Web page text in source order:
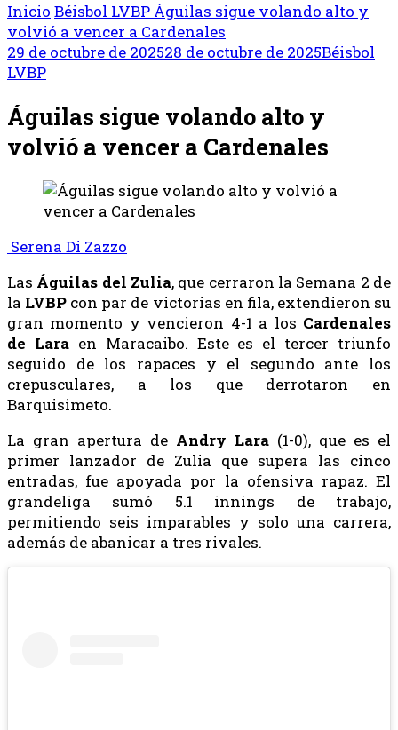
Inicio Béisbol LVBP Águilas sigue volando alto y
volvió a vencer a Cardenales
29 de octubre de 202528 de octubre de 2025Béisbol
LVBP
Águilas sigue volando alto y
volvió a vencer a Cardenales
Serena Di Zazzo
Las Águilas del Zulia, que cerraron la Semana 2 de
la LVBP con par de victorias en fila, extendieron su
gran momento y vencieron 4-1 a los Cardenales
de Laraen Maracaibo. Este es el tercer triunfo
seguido de los rapaces y el segundo ante los
crepusculares, a los que derrotaron en
Barquisimeto.
La gran apertura de Andry Lara (1-0), que es el
primer lanzador de Zulia que supera las cinco
entradas, fue apoyada por la ofensiva rapaz. El
grandeliga sumó 5.1 innings de trabajo,
permitiendo seis imparables y solo una carrera,
además de abanicar a tres rivales.